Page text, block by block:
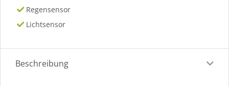
Regensensor
Lichtsensor
Beschreibung